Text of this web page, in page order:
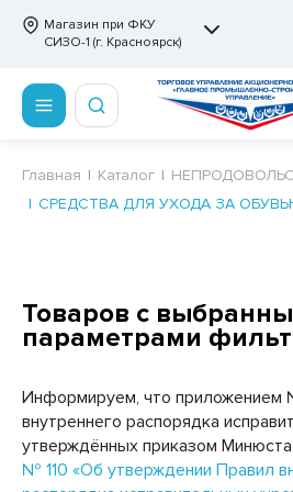
Магазин при ФКУ
СИЗО-1 (г. Красноярск)
ПРОДОВОЛЬСТВЕННЫЕ
ВАФЕЛЬНЫЕ ТОРТЫ
ПИТЬЕВАЯ, МИНЕРАЛЬНАЯ
ПАСТИЛА, МАРМЕЛАД
НЕПРОДОВОЛЬСТВЕННЫЕ
ТУАЛЕТНАЯ
И ВАТНО-
ТОВАРЫ
Сертификаты
Главная Каталог
СРЕДСТВА ДЛЯ УХОДА ЗА
Товаров с
параметрами
Информируем, что приложением
внутреннего распорядка
утверждённых приказом
№ 110 «Об утверждении Правил